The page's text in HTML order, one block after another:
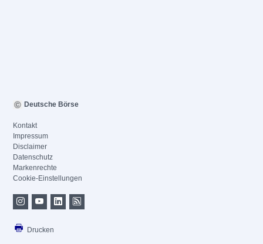
Deutsche Börse
Kontakt
Impressum
Disclaimer
Datenschutz
Markenrechte
Cookie-Einstellungen
Drucken